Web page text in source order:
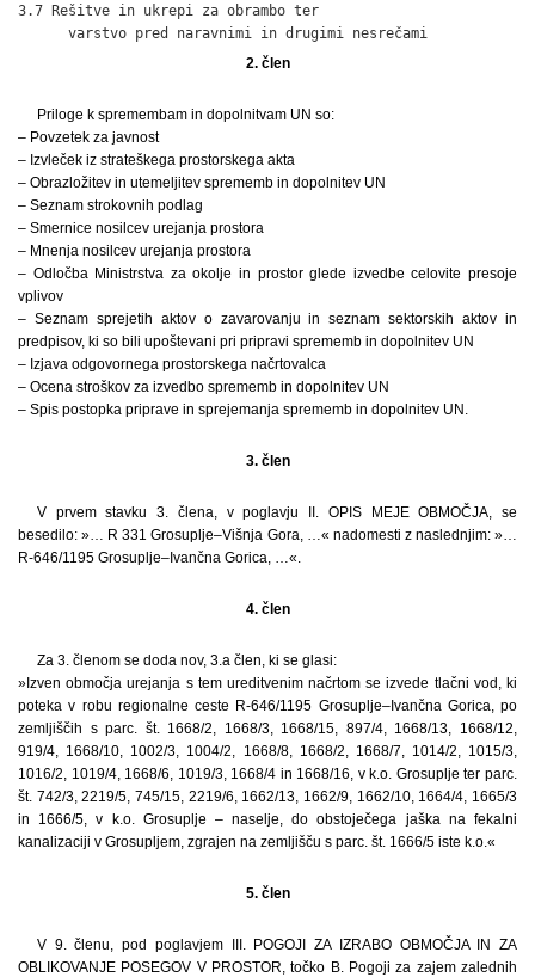
3.7 Rešitve in ukrepi za obrambo ter
varstvo pred naravnimi in drugimi nesrečami
2. člen
Priloge k spremembam in dopolnitvam UN so:
– Povzetek za javnost
– Izvleček iz strateškega prostorskega akta
– Obrazložitev in utemeljitev sprememb in dopolnitev UN
– Seznam strokovnih podlag
– Smernice nosilcev urejanja prostora
– Mnenja nosilcev urejanja prostora
– Odločba Ministrstva za okolje in prostor glede izvedbe celovite presoje
vplivov
– Seznam sprejetih aktov o zavarovanju in seznam sektorskih aktov in
predpisov, ki so bili upoštevani pri pripravi sprememb in dopolnitev UN
– Izjava odgovornega prostorskega načrtovalca
– Ocena stroškov za izvedbo sprememb in dopolnitev UN
– Spis postopka priprave in sprejemanja sprememb in dopolnitev UN.
3. člen
V prvem stavku 3. člena, v poglavju II. OPIS MEJE OBMOČJA, se
besedilo: »… R 331 Grosuplje–Višnja Gora, …« nadomesti z naslednjim: »…
R-646/1195 Grosuplje–Ivančna Gorica, …«.
4. člen
Za 3. členom se doda nov, 3.a člen, ki se glasi:
»Izven območja urejanja s tem ureditvenim načrtom se izvede tlačni vod, ki
poteka v robu regionalne ceste R-646/1195 Grosuplje–Ivančna Gorica, po
zemljiščih s parc. št. 1668/2, 1668/3, 1668/15, 897/4, 1668/13, 1668/12,
919/4, 1668/10, 1002/3, 1004/2, 1668/8, 1668/2, 1668/7, 1014/2, 1015/3,
1016/2, 1019/4, 1668/6, 1019/3, 1668/4 in 1668/16, v k.o. Grosuplje ter parc.
št. 742/3, 2219/5, 745/15, 2219/6, 1662/13, 1662/9, 1662/10, 1664/4, 1665/3
in 1666/5, v k.o. Grosuplje – naselje, do obstoječega jaška na fekalni
kanalizaciji v Grosupljem, zgrajen na zemljišču s parc. št. 1666/5 iste k.o.«
5. člen
V 9. členu, pod poglavjem III. POGOJI ZA IZRABO OBMOČJA IN ZA
OBLIKOVANJE POSEGOV V PROSTOR, točko B. Pogoji za zajem zalednih